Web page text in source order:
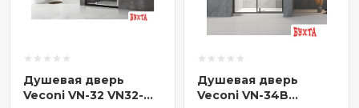
Душевая дверь
Veconi VN-32 VN32-
Душевая дверь
Veconi VN-34B